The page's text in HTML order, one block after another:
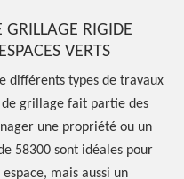
GRILLAGE RIGIDE
VERTS
différents types de travaux
de grillage fait partie des
une propriété ou un
58300 sont idéales pour
mais aussi un